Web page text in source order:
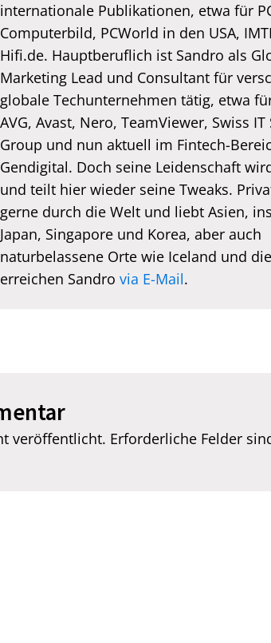
internationale Publikationen, etwa für
Computerbild, PCWorld in den USA,
Hifi.de. Hauptberuflich ist Sandro als
Marketing Lead und Consultant für
globale Techunternehmen tätig, etwa
AVG, Avast, Nero, TeamViewer, Swiss IT
Group und nun aktuell im Fintech-
Gendigital. Doch seine Leidenschaft
und teilt hier wieder seine Tweaks.
gerne durch die Welt und liebt Asien,
Japan, Singapore und Korea, aber auch
naturbelassene Orte wie Iceland und
erreichen Sandro via E-Mail.
veröffentlicht. Erforderliche Felder